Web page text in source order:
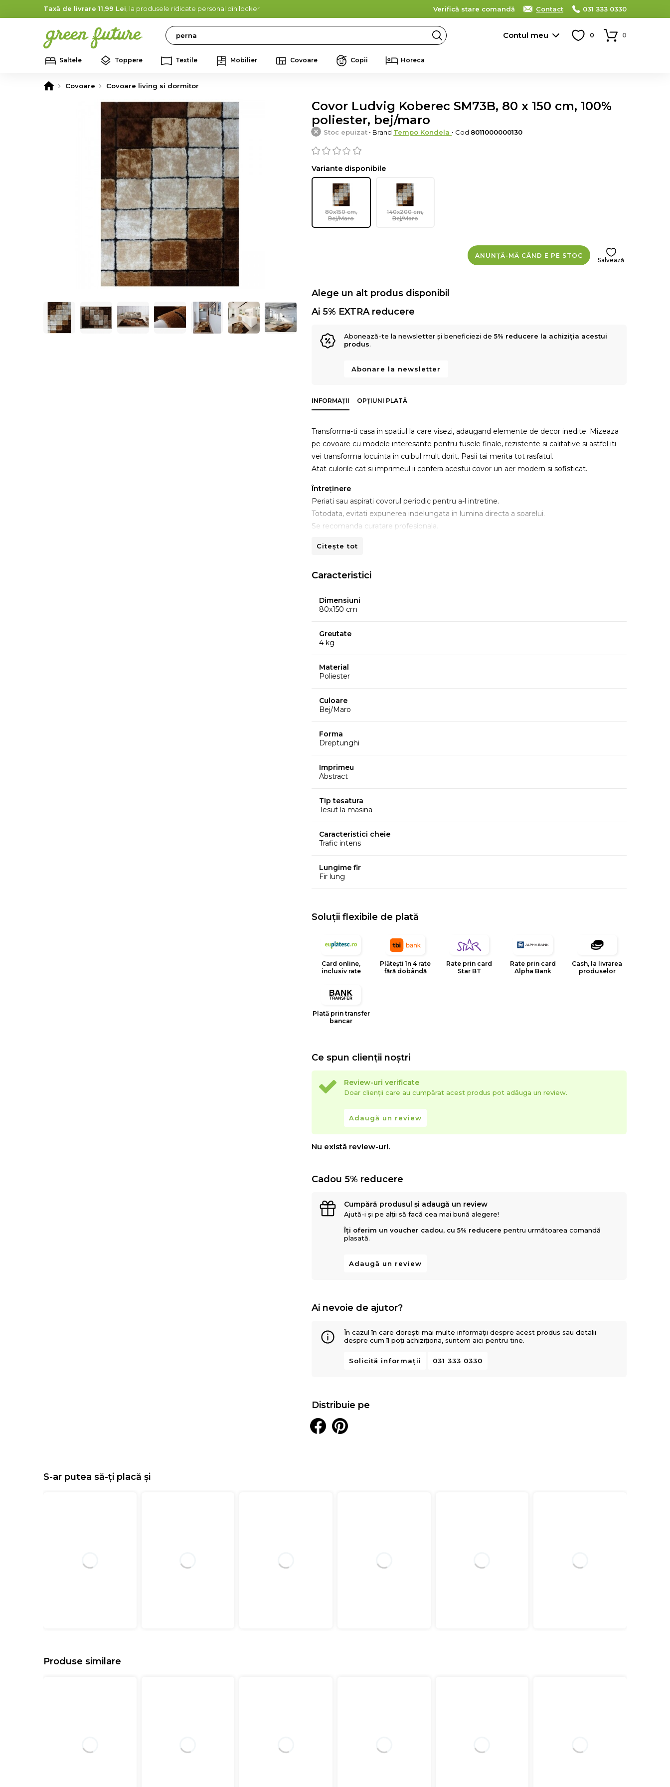
Taxă de livrare 11,99 Lei , la produsele ridicate personal din locker Verifică stare comandă Contact 031 333 0330
Search Contul meu 0 0
Saltele Toppere Textile Mobilier Covoare Copii Horeca
Covoare Covoare living si dormitor
Covor Ludvig Koberec SM73B, 80 x 150 cm, 100%
poliester, bej/maro
Stoc epuizat • Brand Tempo Kondela • Cod 8011000000130
Variante disponibile
80x150 cm,
Bej/Maro
140x200 cm,
Bej/Maro
ANUNȚĂ-MĂ CÂND E PE STOC
Salvează
Alege un alt produs disponibil
Ai 5% EXTRA reducere
Abonează-te la newsletter și beneficiezi de5% reducere la achiziția acestui
produs.
Abonare la newsletter
INFORMAȚII OPȚIUNI PLATĂ
Transforma-ti casa in spatiul la care visezi, adaugand elemente de decor inedite. Mizeaza
pe covoare cu modele interesante pentru tusele finale, rezistente si calitative si astfel iti
vei transforma locuinta in cuibul mult dorit. Pasii tai merita tot rasfatul.
Atat culorile cat si imprimeul ii confera acestui covor un aer modern si sofisticat.
Întreţinere
Periati sau aspirati covorul periodic pentru a-l intretine.
Totodata, evitati expunerea indelungata in lumina directa a soarelui.
Se recomanda curatare profesionala.
Citește tot
Caracteristici
Dimensiuni
80x150 cm
Greutate
4 kg
Material
Poliester
Culoare
Bej/Maro
Forma
Dreptunghi
Imprimeu
Abstract
Tip tesatura
Tesut la masina
Caracteristici cheie
Trafic intens
Lungime fir
Fir lung
Soluții flexibile de plată
Card online,
inclusiv rate
Plătești în 4 rate
fără dobândă
Rate prin card
Star BT
Rate prin card
Alpha Bank
Cash, la livrarea
produselor
Plată prin transfer
bancar
Ce spun clienții noștri
Review-uri verificate
Doar clienții care au cumpărat acest produs pot adăuga un review.
Adaugă un review
Nu există review-uri.
Cadou 5% reducere
Cumpără produsul și adaugă un review
Ajută-i și pe alții să facă cea mai bună alegere!
Îți oferim un voucher cadou, cu 5% reducere pentru următoarea comandă
plasată.
Adaugă un review
Ai nevoie de ajutor?
În cazul în care dorești mai multe informații despre acest produs sau detalii
despre cum îl poți achiziționa, suntem aici pentru tine.
Solicită informații 031 333 0330
Distribuie pe
S-ar putea să-ți placă și
Produse similare